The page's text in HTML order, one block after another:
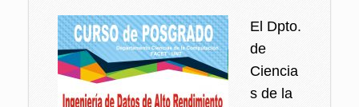
El Dpto.
de
Ciencia
s de la